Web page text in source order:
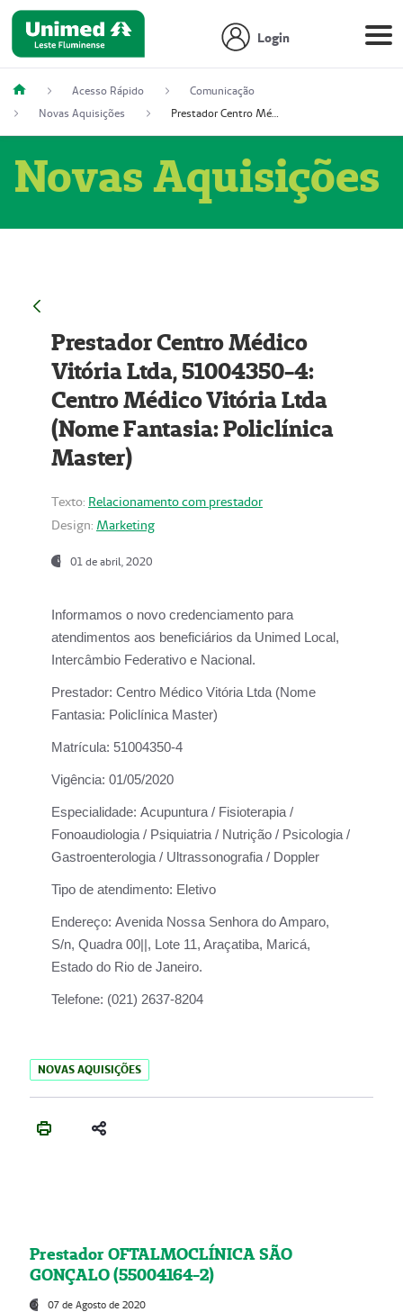
Login
Acesso Rápido
Comunicação
Novas Aquisições
Prestador Centro Médico Vitória Ltda, 51004350-4: Centro Médico Vitória Ltda (Nome Fantasia: Policlínica Master)
Novas Aquisições
Prestador Centro Médico
Vitória Ltda, 51004350-4:
Centro Médico Vitória Ltda
(Nome Fantasia: Policlínica
Master)
Texto: Relacionamento com prestador
Design: Marketing
01 de abril, 2020
Informamos o novo credenciamento para
atendimentos aos beneficiários da Unimed Local,
Intercâmbio Federativo e Nacional.
Prestador: Centro Médico Vitória Ltda (Nome
Fantasia: Policlínica Master)
Matrícula: 51004350-4
Vigência: 01/05/2020
Especialidade: Acupuntura / Fisioterapia /
Fonoaudiologia / Psiquiatria / Nutrição / Psicologia /
Gastroenterologia / Ultrassonografia / Doppler
Tipo de atendimento: Eletivo
Endereço: Avenida Nossa Senhora do Amparo,
S/n, Quadra 00||, Lote 11, Araçatiba, Maricá,
Estado do Rio de Janeiro.
Telefone: (021) 2637-8204
NOVAS AQUISIÇÕES
Prestador OFTALMOCLÍNICA SÃO
GONÇALO (55004164-2)
07 de Agosto de 2020